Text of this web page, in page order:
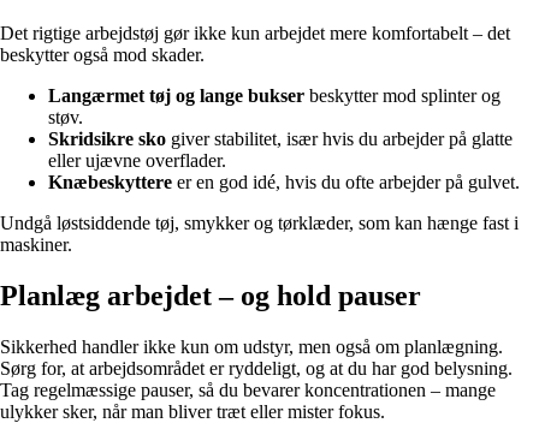
Det rigtige arbejdstøj gør ikke kun arbejdet mere komfortabelt – det
beskytter også mod skader.
Langærmet tøj og lange bukser beskytter mod splinter og
støv.
Skridsikre sko giver stabilitet, især hvis du arbejder på glatte
eller ujævne overflader.
Knæbeskyttere er en god idé, hvis du ofte arbejder på gulvet.
Undgå løstsiddende tøj, smykker og tørklæder, som kan hænge fast i
maskiner.
Planlæg arbejdet – og hold pauser
Sikkerhed handler ikke kun om udstyr, men også om planlægning.
Sørg for, at arbejdsområdet er ryddeligt, og at du har god belysning.
Tag regelmæssige pauser, så du bevarer koncentrationen – mange
ulykker sker, når man bliver træt eller mister fokus.